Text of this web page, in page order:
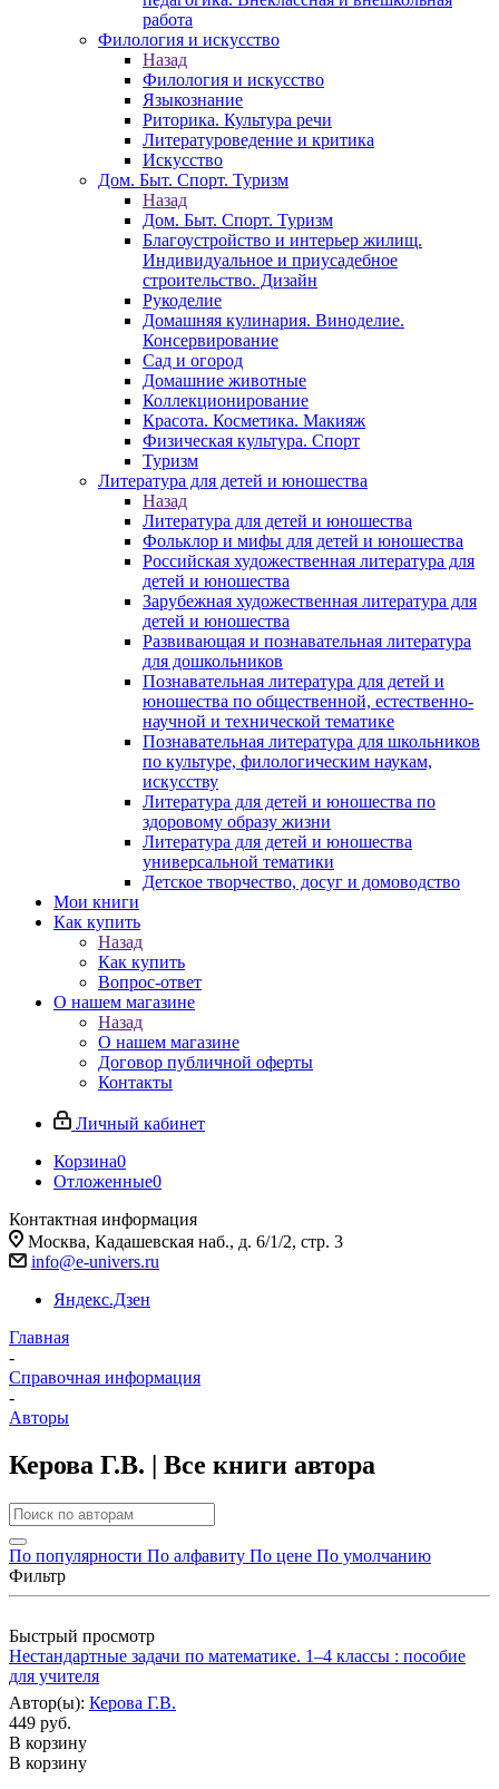
работа
Филология и искусство
Назад
Филология и искусство
Языкознание
Риторика. Культура речи
Литературоведение и критика
Искусство
Дом. Быт. Спорт. Туризм
Назад
Дом. Быт. Спорт. Туризм
Благоустройство и интерьер жилищ.
Индивидуальное и приусадебное
строительство. Дизайн
Рукоделие
Домашняя кулинария. Виноделие.
Консервирование
Сад и огород
Домашние животные
Коллекционирование
Красота. Косметика. Макияж
Физическая культура. Спорт
Туризм
Литература для детей и юношества
Назад
Литература для детей и юношества
Фольклор и мифы для детей и юношества
Российская художественная литература для
детей и юношества
Зарубежная художественная литература для
детей и юношества
Развивающая и познавательная литература
для дошкольников
Познавательная литература для детей и
юношества по общественной, естественно-
научной и технической тематике
Познавательная литература для школьников
по культуре, филологическим наукам,
искусству
Литература для детей и юношества по
здоровому образу жизни
Литература для детей и юношества
универсальной тематики
Детское творчество, досуг и домоводство
Мои книги
Как купить
Назад
Как купить
Вопрос-ответ
О нашем магазине
Назад
О нашем магазине
Договор публичной оферты
Контакты
Личный кабинет
Корзина0
Отложенные0
Контактная информация
Москва, Кадашевская наб., д. 6/1/2, стр. 3
info@e-univers.ru
Яндекс.Дзен
Главная
-
Справочная информация
-
Авторы
Керова Г.В. | Все книги автора
По популярности По алфавиту По цене По умолчанию
Фильтр
Быстрый просмотр
Нестандартные задачи по математике. 1–4 классы : пособие
для учителя
Автор(ы): Керова Г.В.
449 руб.
В корзину
В корзину